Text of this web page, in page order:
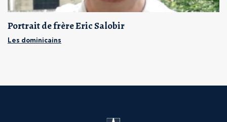
Portrait de frère Eric Salobir
Les dominicains